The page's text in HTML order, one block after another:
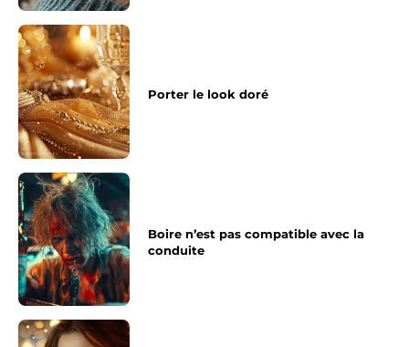
Porter le look doré
Boire n’est pas compatible avec la
conduite